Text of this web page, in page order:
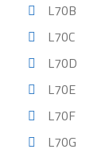
L70B
L70C
L70D
L70E
L70F
L70G